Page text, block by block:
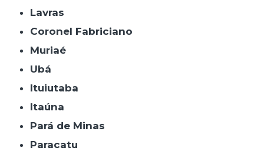
Lavras
Coronel Fabriciano
Muriaé
Ubá
Ituiutaba
Itaúna
Pará de Minas
Paracatu